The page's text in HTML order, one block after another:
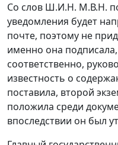
Со слов Ш.И.Н. М.В.Н.
уведомления будет
почте, поэтому не
именно она подписала,
соответственно,
известность о
поставила, второй
положила среди
впоследствии он был